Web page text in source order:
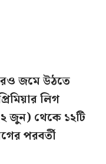
জমে উঠতে
লিগ
জুন) থেকে ১২টি
পরবর্তী